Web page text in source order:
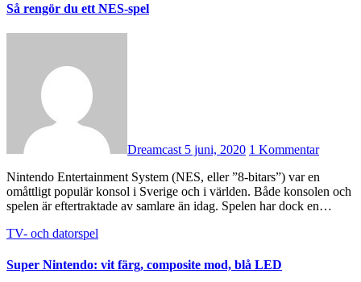
Så rengör du ett NES-spel
Dreamcast 5 juni, 2020 1 Kommentar
Nintendo Entertainment System (NES, eller ”8-bitars”) var en
omåttligt populär konsol i Sverige och i världen. Både konsolen och
spelen är eftertraktade av samlare än idag. Spelen har dock en…
TV- och datorspel
Super Nintendo: vit färg, composite mod, blå LED